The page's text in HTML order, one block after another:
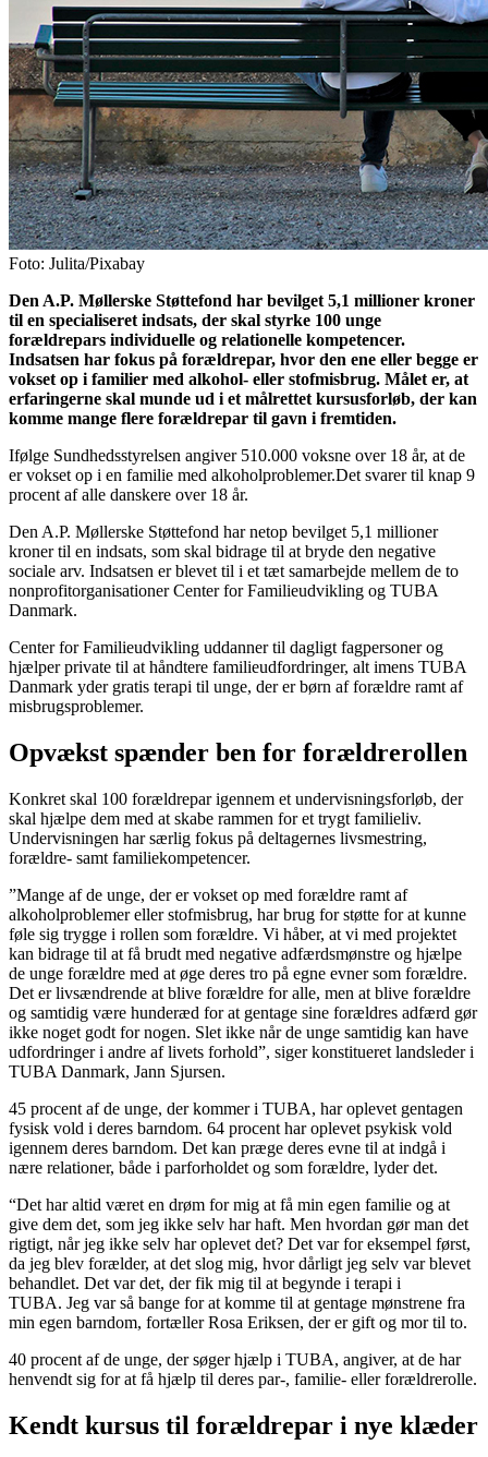
Foto: Julita/Pixabay
Den A.P. Møllerske Støttefond har bevilget 5,1 millioner kroner
til en specialiseret indsats, der skal styrke 100 unge
forældrepars individuelle og relationelle kompetencer.
Indsatsen har fokus på forældrepar, hvor den ene eller begge er
vokset op i familier med alkohol- eller stofmisbrug. Målet er, at
erfaringerne skal munde ud i et målrettet kursusforløb, der kan
komme mange flere forældrepar til gavn i fremtiden.
Ifølge Sundhedsstyrelsen angiver 510.000 voksne over 18 år, at de
er vokset op i en familie med alkoholproblemer.Det svarer til knap 9
procent af alle danskere over 18 år.
Den A.P. Møllerske Støttefond har netop bevilget 5,1 millioner
kroner til en indsats, som skal bidrage til at bryde den negative
sociale arv. Indsatsen er blevet til i et tæt samarbejde mellem de to
nonprofitorganisationer Center for Familieudvikling og TUBA
Danmark.
Center for Familieudvikling uddanner til dagligt fagpersoner og
hjælper private til at håndtere familieudfordringer, alt imens TUBA
Danmark yder gratis terapi til unge, der er børn af forældre ramt af
misbrugsproblemer.
Opvækst spænder ben for forældrerollen
Konkret skal 100 forældrepar igennem et undervisningsforløb, der
skal hjælpe dem med at skabe rammen for et trygt familieliv.
Undervisningen har særlig fokus på deltagernes livsmestring,
forældre- samt familiekompetencer.
”Mange af de unge, der er vokset op med forældre ramt af
alkoholproblemer eller stofmisbrug, har brug for støtte for at kunne
føle sig trygge i rollen som forældre. Vi håber, at vi med projektet
kan bidrage til at få brudt med negative adfærdsmønstre og hjælpe
de unge forældre med at øge deres tro på egne evner som forældre.
Det er livsændrende at blive forældre for alle, men at blive forældre
og samtidig være hunderæd for at gentage sine forældres adfærd gør
ikke noget godt for nogen. Slet ikke når de unge samtidig kan have
udfordringer i andre af livets forhold”, siger konstitueret landsleder i
TUBA Danmark, Jann Sjursen.
45 procent af de unge, der kommer i TUBA, har oplevet gentagen
fysisk vold i deres barndom. 64 procent har oplevet psykisk vold
igennem deres barndom. Det kan præge deres evne til at indgå i
nære relationer, både i parforholdet og som forældre, lyder det.
“Det har altid været en drøm for mig at få min egen familie og at
give dem det, som jeg ikke selv har haft. Men hvordan gør man det
rigtigt, når jeg ikke selv har oplevet det? Det var for eksempel først,
da jeg blev forælder, at det slog mig, hvor dårligt jeg selv var blevet
behandlet. Det var det, der fik mig til at begynde i terapi i
TUBA. Jeg var så bange for at komme til at gentage mønstrene fra
min egen barndom, fortæller Rosa Eriksen, der er gift og mor til to.
40 procent af de unge, der søger hjælp i TUBA, angiver, at de har
henvendt sig for at få hjælp til deres par-, familie- eller forældrerolle.
Kendt kursus til forældrepar i nye klæder